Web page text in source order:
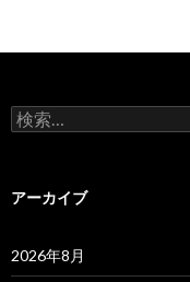
検
索:
アーカイブ
2026年8月